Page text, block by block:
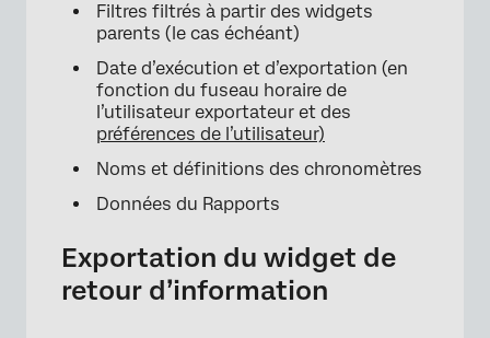
×
Filtres filtrés à partir des widgets
parents (le cas échéant)
Date d’exécution et d’exportation (en
fonction du fuseau horaire de
l’utilisateur exportateur et des
préférences de l’utilisateur)
Noms et définitions des chronomètres
Données du Rapports
Exportation du widget de
retour d’information